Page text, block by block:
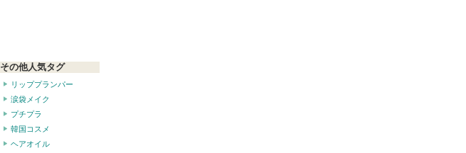
その他人気タグ
リッププランパー
涙袋メイク
プチプラ
韓国コスメ
ヘアオイル